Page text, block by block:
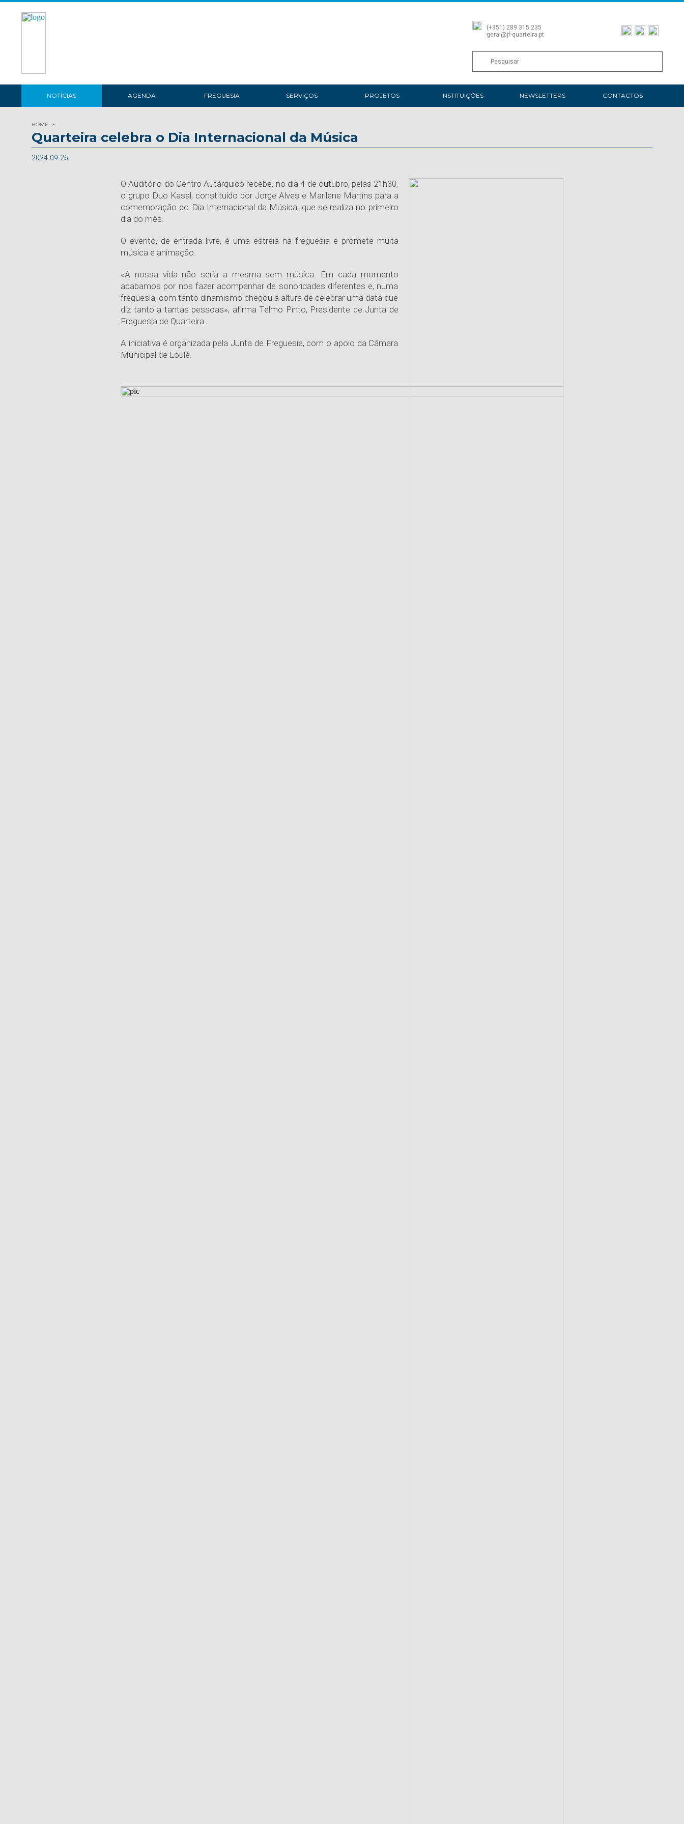
(+351) 289 315 235
geral@jf-quarteira.pt
NOTÍCIAS AGENDA FREGUESIA SERVIÇOS PROJETOS INSTITUIÇÕES NEWSLETTERS CONTACTOS
HOME
Quarteira celebra o Dia Internacional da Música
2024-09-26
O Auditório do Centro Autárquico recebe, no dia 4 de outubro, pelas 21h30,
o grupo Duo Kasal, constituído por Jorge Alves e Marilene Martins para a
comemoração do Dia Internacional da Música, que se realiza no primeiro
dia do mês.
O evento, de entrada livre, é uma estreia na freguesia e promete muita
música e animação.
«A nossa vida não seria a mesma sem música. Em cada momento
acabamos por nos fazer acompanhar de sonoridades diferentes e, numa
freguesia, com tanto dinamismo chegou a altura de celebrar uma data que
diz tanto a tantas pessoas», afirma Telmo Pinto, Presidente de Junta de
Freguesia de Quarteira.
A iniciativa é organizada pela Junta de Freguesia, com o apoio da Câmara
Municipal de Loulé.